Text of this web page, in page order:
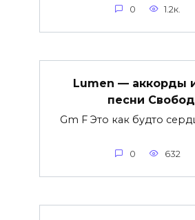
0 1.2к.
Lumen — аккорды
песни
Gm F Это как будто
0 632